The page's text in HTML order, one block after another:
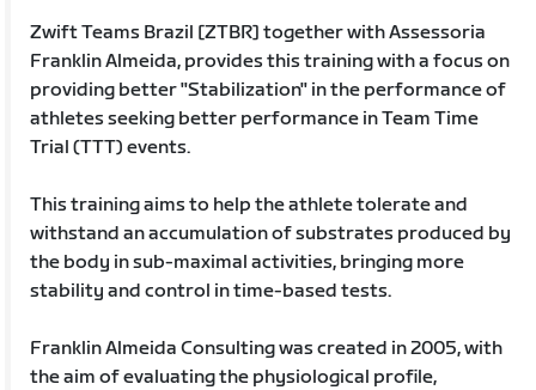
Zwift Teams Brazil [ZTBR] together with Assessoria
Franklin Almeida, provides this training with a focus on
providing better "Stabilization" in the performance of
athletes seeking better performance in Team Time
Trial (TTT) events.
This training aims to help the athlete tolerate and
withstand an accumulation of substrates produced by
the body in sub-maximal activities, bringing more
stability and control in time-based tests.
Franklin Almeida Consulting was created in 2005, with
the aim of evaluating the physiological profile,